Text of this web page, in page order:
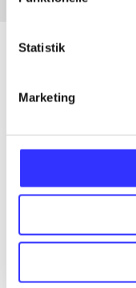
Statistik
Marketing
Artikler